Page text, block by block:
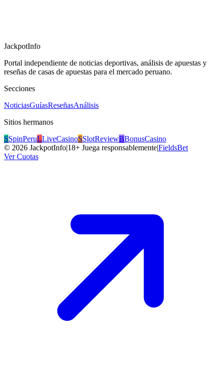
JackpotInfo
Portal independiente de noticias deportivas, análisis de apuestas y
reseñas de casas de apuestas para el mercado peruano.
Secciones
NoticiasGuíasReseñasAnálisis
Sitios hermanos
SSpinPeruLLiveCasinoSSlotReviewBBonusCasino
© 2026 JackpotInfo|18+ Juega responsablemente|FieldsBet
Ver Cuotas